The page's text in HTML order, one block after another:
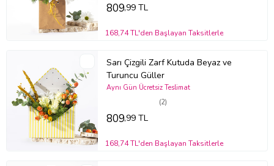
809,99 TL
168,74 TL'den Başlayan Taksitlerle
Sarı Çizgili Zarf Kutuda Beyaz ve
Turuncu Güller
(2)
Aynı Gün Ücretsiz Teslimat
809,99 TL
168,74 TL'den Başlayan Taksitlerle